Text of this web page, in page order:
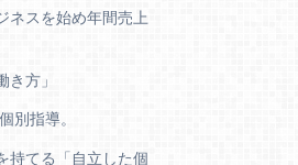
ネスを始め年間売上
き方」
別指導。
持てる「自立した個